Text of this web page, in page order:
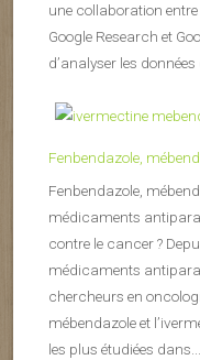
une collaboration
Google Research et
d’analyser les
Fenbendazole,
Fenbendazole,
médicaments
contre le cancer ?
médicaments
chercheurs en
mébendazole et
les plus étudiées dans...